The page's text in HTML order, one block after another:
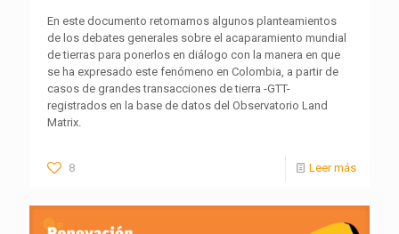
En este documento retomamos algunos planteamientos
de los debates generales sobre el acaparamiento mundial
de tierras para ponerlos en diálogo con la manera en que
se ha expresado este fenómeno en Colombia, a partir de
casos de grandes transacciones de tierra -GTT-
registrados en la base de datos del Observatorio Land
Matrix.
8 Leer más